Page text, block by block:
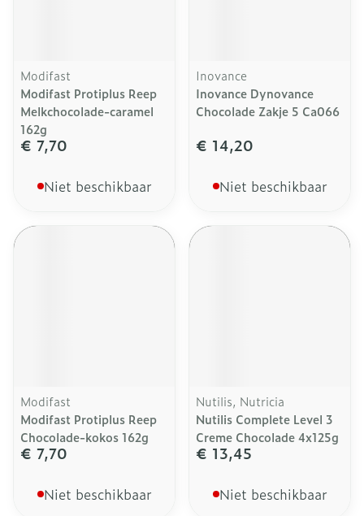
Modifast
Modifast Protiplus Reep
Melkchocolade-caramel
162g
€ 7,70
Niet beschikbaar
Inovance
Inovance Dynovance
Chocolade Zakje 5 Ca066
€ 14,20
Niet beschikbaar
Modifast
Modifast Protiplus Reep
Chocolade-kokos 162g
€ 7,70
Niet beschikbaar
Nutilis, Nutricia
Nutilis Complete Level 3
Creme Chocolade 4x125g
€ 13,45
Niet beschikbaar